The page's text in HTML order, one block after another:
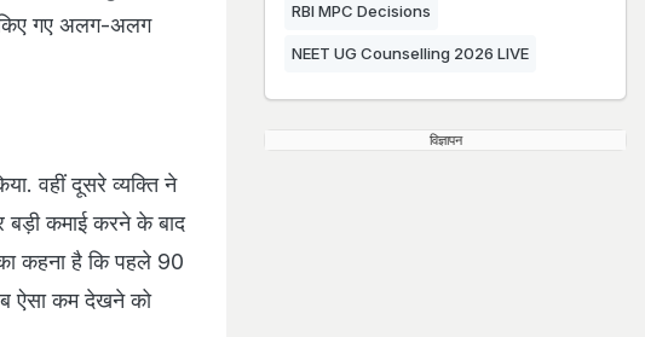
किए गए अलग-अलग
वहीं दूसरे व्यक्ति ने
बड़ी कमाई करने के बाद
कहना है कि पहले 90
ऐसा कम देखने को
RBI MPC Decisions
NEET UG Counselling 2026 LIVE
विज्ञापन